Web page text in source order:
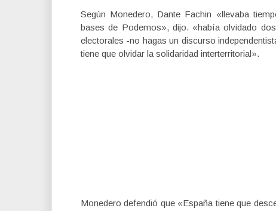
Según Monedero, Dante Fachin «llevaba
bases de Podemos», dijo. «había olvidado
electorales -no hagas un discurso
tiene que olvidar la solidaridad interterritorial».
Monedero defendió que «España tiene que